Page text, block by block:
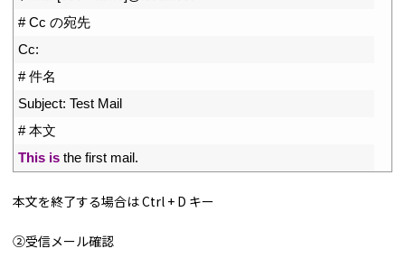
# Cc の宛先
Cc:
# 件名
Subject: Test Mail
# 本文
This is the first mail.
本文を終了する場合は Ctrl + D キー
➁受信メール確認